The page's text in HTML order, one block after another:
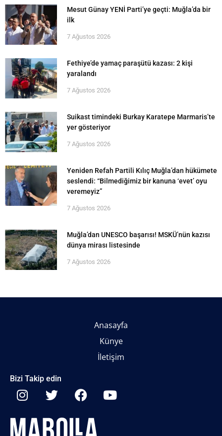
Mesut Günay YENİ Parti’ye geçti: Muğla’da bir
ilk
7 Ağustos 2026
Fethiye’de yamaç paraşütü kazası: 2 kişi
yaralandı
7 Ağustos 2026
Suikast timindeki Burkay Karatepe Marmaris’te
yer gösteriyor
7 Ağustos 2026
Yeniden Refah Partili Kılıç Muğla’dan hükümete
seslendi: “Bilmediğimiz bir kanuna ‘evet’ oyu
veremeyiz”
7 Ağustos 2026
Muğla’dan UNESCO başarısı! MSKÜ’nün kazısı
dünya mirası listesinde
7 Ağustos 2026
Anasayfa
Künye
İletişim
Bizi Takip edin